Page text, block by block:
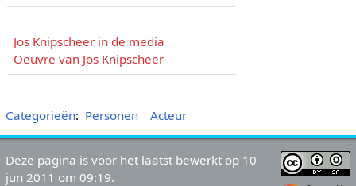
Jos Knipscheer in de media
Oeuvre van Jos Knipscheer
Categorieën: Personen Acteur
Deze pagina is voor het laatst bewerkt op 10
jun 2011 om 09:19.